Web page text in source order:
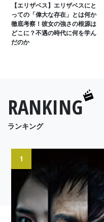
【エリザベス】エリザベスにと
っての「偉大な存在」とは何か
徹底考察！彼女の強さの根源は
どこに？不遇の時代に何を学ん
だのか
RANKING
ランキング
1